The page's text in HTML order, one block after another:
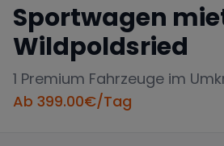
Sportwagen
Wildpoldsried
1 Premium Fahrzeuge im
Ab 399.00€/Tag